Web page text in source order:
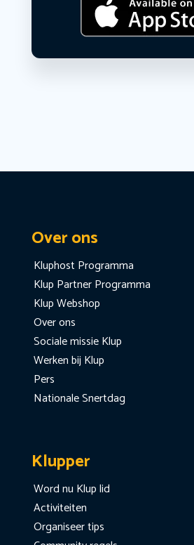
Over ons
Kluphost Programma
Klup Partner Programma
Klup Webshop
Over ons
Sociale missie Klup
Werken bij Klup
Pers
Nationale Snertdag
Klupper
Word nu Klup lid
Activiteiten
Organiseer tips